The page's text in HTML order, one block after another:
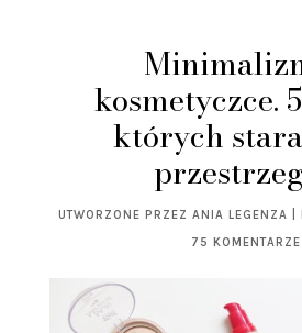
kosmetyczce.
których
UTWORZONE PRZEZANIA LEGENZA
75 KOMENTARZE